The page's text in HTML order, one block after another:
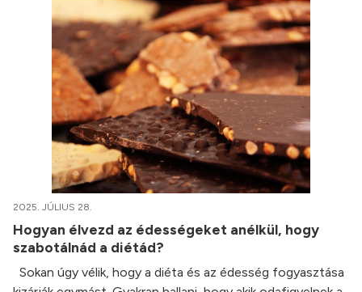
2025. JÚLIUS 28.
Hogyan élvezd az édességeket anélkül, hogy
szabotálnád a diétád?
Sokan úgy vélik, hogy a diéta és az édesség fogyasztása